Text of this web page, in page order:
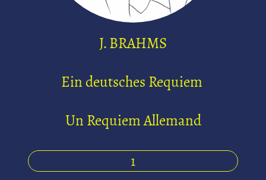
J. BRAHMS
Ein deutsches Requiem
Un Requiem Allemand
1